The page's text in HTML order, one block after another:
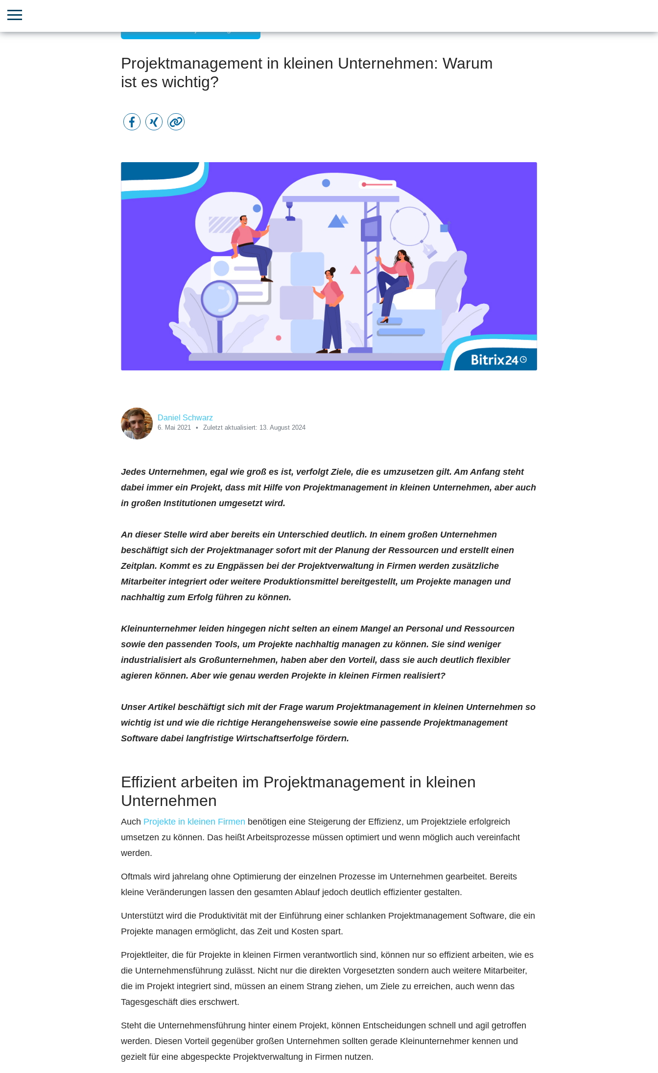
Projektmanagement in kleinen Unternehmen: Warum
ist es wichtig?
Daniel Schwarz
6. Mai 2021 Zuletzt aktualisiert: 13. August 2024
Jedes Unternehmen, egal wie groß es ist, verfolgt Ziele, die es umzusetzen gilt. Am Anfang steht
dabei immer ein Projekt, dass mit Hilfe von Projektmanagement in kleinen Unternehmen, aber auch
in großen Institutionen umgesetzt wird.
An dieser Stelle wird aber bereits ein Unterschied deutlich. In einem großen Unternehmen
beschäftigt sich der Projektmanager sofort mit der Planung der Ressourcen und erstellt einen
Zeitplan. Kommt es zu Engpässen bei der Projektverwaltung in Firmen werden zusätzliche
Mitarbeiter integriert oder weitere Produktionsmittel bereitgestellt, um Projekte managen und
nachhaltig zum Erfolg führen zu können.
Kleinunternehmer leiden hingegen nicht selten an einem Mangel an Personal und Ressourcen
sowie den passenden Tools, um Projekte nachhaltig managen zu können. Sie sind weniger
industrialisiert als Großunternehmen, haben aber den Vorteil, dass sie auch deutlich flexibler
agieren können. Aber wie genau werden Projekte in kleinen Firmen realisiert?
Unser Artikel beschäftigt sich mit der Frage warum Projektmanagement in kleinen Unternehmen so
wichtig ist und wie die richtige Herangehensweise sowie eine passende Projektmanagement
Software dabei langfristige Wirtschaftserfolge fördern.
Effizient arbeiten im Projektmanagement in kleinen
Unternehmen
Auch Projekte in kleinen Firmen benötigen eine Steigerung der Effizienz, um Projektziele erfolgreich
umsetzen zu können. Das heißt Arbeitsprozesse müssen optimiert und wenn möglich auch vereinfacht
werden.
Oftmals wird jahrelang ohne Optimierung der einzelnen Prozesse im Unternehmen gearbeitet. Bereits
kleine Veränderungen lassen den gesamten Ablauf jedoch deutlich effizienter gestalten.
Unterstützt wird die Produktivität mit der Einführung einer schlanken Projektmanagement Software, die ein
Projekte managen ermöglicht, das Zeit und Kosten spart.
Projektleiter, die für Projekte in kleinen Firmen verantwortlich sind, können nur so effizient arbeiten, wie es
die Unternehmensführung zulässt. Nicht nur die direkten Vorgesetzten sondern auch weitere Mitarbeiter,
die im Projekt integriert sind, müssen an einem Strang ziehen, um Ziele zu erreichen, auch wenn das
Tagesgeschäft dies erschwert.
Steht die Unternehmensführung hinter einem Projekt, können Entscheidungen schnell und agil getroffen
werden. Diesen Vorteil gegenüber großen Unternehmen sollten gerade Kleinunternehmer kennen und
gezielt für eine abgespeckte Projektverwaltung in Firmen nutzen.